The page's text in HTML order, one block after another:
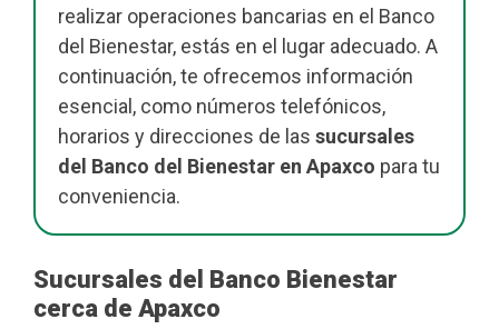
realizar operaciones bancarias en el Banco
del Bienestar, estás en el lugar adecuado. A
continuación, te ofrecemos información
esencial, como números telefónicos,
horarios y direcciones de las sucursales
del Banco del Bienestar en Apaxco para tu
conveniencia.
Sucursales del Banco Bienestar
cerca de Apaxco